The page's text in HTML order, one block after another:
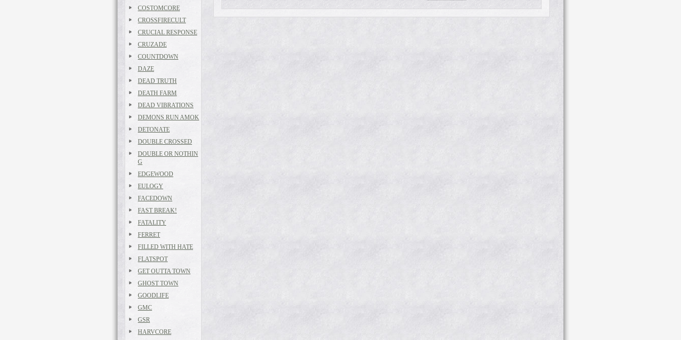
COSTOMCORE
CROSSFIRECULT
CRUCIAL RESPONSE
CRUZADE
COUNTDOWN
DAZE
DEAD TRUTH
DEATH FARM
DEAD VIBRATIONS
DEMONS RUN AMOK
DETONATE
DOUBLE CROSSED
DOUBLE OR NOTHIN
G
EDGEWOOD
EULOGY
FACEDOWN
FAST BREAK!
FATALITY
FERRET
FILLED WITH HATE
FLATSPOT
GET OUTTA TOWN
GHOST TOWN
GOODLIFE
GMC
GSR
HARVCORE